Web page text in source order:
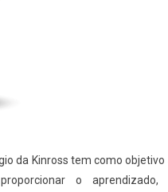
da Kinross tem como
o aprendizado,